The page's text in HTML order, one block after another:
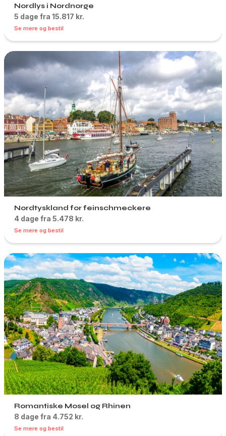
Nordlys i Nordnorge
5 dage fra 15.817 kr.
Se mere og bestil
Nordtyskland for feinschmeckere
4 dage fra 5.478 kr.
Se mere og bestil
Romantiske Mosel og Rhinen
8 dage fra 4.752 kr.
Se mere og bestil